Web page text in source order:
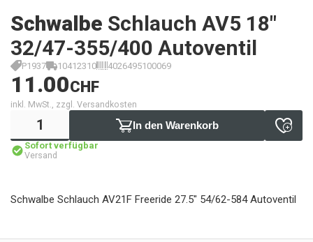
Schwalbe Schlauch AV5 18"
32/47-355/400 Autoventil
P1937 10412310 4026495100069
11.00CHF
inkl. MwSt., zzgl. Versandkosten
In den Warenkorb
Sofort verfügbar
Versand
Schwalbe Schlauch AV21F Freeride 27.5" 54/62-584 Autoventil